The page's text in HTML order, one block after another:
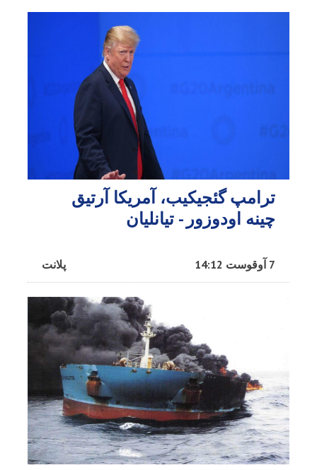
ترامپ گئجیکیب، آمریکا آرتیق
چینه اودوزور - تیانلیان
پلانت 7 آوقوست 14:12